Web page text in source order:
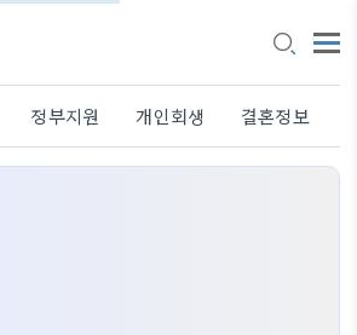
정부지원 개인회생 결혼정보